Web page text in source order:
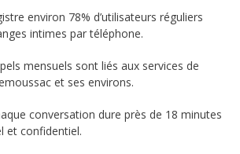
environ 78% d’utilisateurs réguliers
intimes par téléphone.
mensuels sont liés aux services de
et ses environs.
conversation dure près de 18 minutes
et confidentiel.